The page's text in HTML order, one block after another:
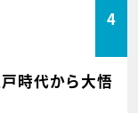
4
時代から大悟